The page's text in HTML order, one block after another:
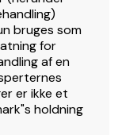
bruges som
for
af en
er ikke et
holdning